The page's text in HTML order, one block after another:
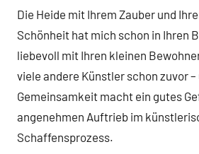
Die Heide mit Ihrem Zauber und
Schönheit hat mich schon in Ihren
liebevoll mit Ihren kleinen
viele andere Künstler schon zuvor –
Gemeinsamkeit macht ein gutes
angenehmen Auftrieb im
Schaffensprozess.